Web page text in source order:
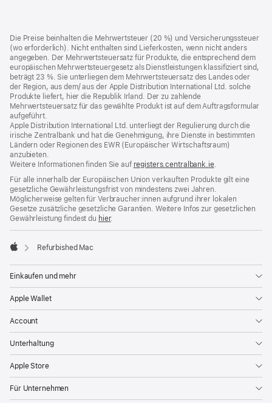
Die Preise beinhalten die Mehrwertsteuer (20 %) und Versicherungssteuer
(wo erforderlich). Nicht enthalten sind Lieferkosten, wenn nicht anders
angegeben. Der Mehrwertsteuersatz für Produkte, die entsprechend dem
europäischen Mehrwertsteuergesetz als Dienstleistungen klassifiziert sind,
beträgt 23 %. Sie unterliegen dem Mehrwertsteuersatz des Landes oder
der Region, aus dem/ aus der Apple Distribution International Ltd. solche
Produkte liefert, hier die Republik Irland. Der zu zahlende
Mehrwertsteuersatz für das gewählte Produkt ist auf dem Auftragsformular
aufgeführt.
Apple Distribution International Ltd. unterliegt der Regulierung durch die
irische Zentralbank und hat die Genehmigung, ihre Dienste in bestimmten
Ländern oder Regionen des EWR (Europäischer Wirtschaftsraum)
anzubieten.
Weitere Informationen finden Sie auf registers.centralbank.ie(Öffnet
neues
Fenster)
.
Für alle innerhalb der Europäischen Union verkauften Produkte gilt eine
gesetzliche Gewährleistungsfrist von mindestens zwei Jahren.
Möglicherweise gelten für Verbraucher:innen aufgrund ihrer lokalen
Gesetze zusätzliche gesetzliche Garantien. Weitere Infos zur gesetzlichen
Gewährleistung findest du hier.
Refurbished Mac
Einkaufen und mehr
Apple Wallet
Account
Unterhaltung
Apple Store
Für Unternehmen